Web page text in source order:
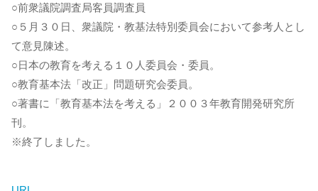
○前衆議院調査局客員調査員
○５月３０日、衆議院・教基法特別委員会において参考人とし
て意見陳述。
○日本の教育を考える１０人委員会・委員。
○教育基本法「改正」問題研究会委員。
○著書に「教育基本法を考える」２００３年教育開発研究所
刊。
※終了しました。